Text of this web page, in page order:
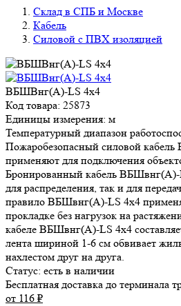
Склад в СПБ и Москве
Кабель
Силовой с ПВХ изоляцией
ВБШВнг(А)-LS 4х4
Код товара: 25873
Единицы измерения: м
Температурный диапазон
Пожаробезопасный силовой
применяют для подключения
Бронированный кабель ВБШвнг(А)-
для распределения, так и для
правило ВБШвнг(А)-LS 4х4
прокладке без нагрузок на
кабеле ВБШвнг(А)-LS 4х4
лента шириной 1-6 см обвивает
нахлестом друг на друга.
Статус: есть в наличии
Бесплатная доставка до терминала
от 116 ₽